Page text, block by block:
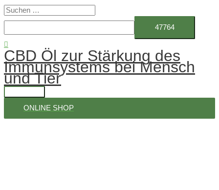
Suchen
nach:
CBD Öl zur Stärkung des
Immunsystems bei Mensch
und Tier
Hauptmenü
ONLINE SHOP